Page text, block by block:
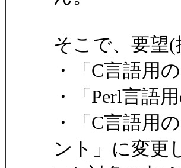
そこで、要望
・「C言語用
・「Perl言語
・「C言語用
ント」に変更